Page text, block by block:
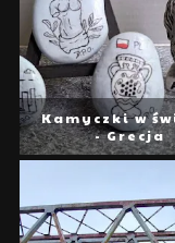
Kamyczki w
- Grecja